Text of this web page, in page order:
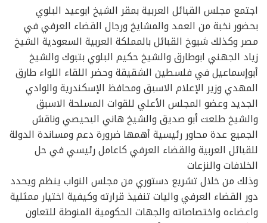
اجتمع مجلس القبائل العربية بمقر الشيخ ابوعيد البلوي
بحضور نخبة من العمد والمشايخ ورجال القضاء العرفي في
مصر وكذلك شيوخ القبائل بالمملكة العربية السعودية الشيخ
زياد الجهني ابوطارق والشيخ حكيم البلوي بتبوك والشيخ
أبوإسماعيل في فلسطين الشقيقة وحضر اللقاء اللواء طارق
المهدي وزير الإعلام الاسبق ومحافظ الإسكندرية والوادي
الجديد وعضو المجلس الأعلي للقوات المسلحة الاسبق
والشيخ طلعت أبو صديق والشيخ هاني البحيصي وناقش
الجميع عدة محاور رئيسية أهمها ضرورة دعم ومساندة الدولة
للقبائل العربية والقضاء العرفي كاعامل رئيسي في حل
الخلافات والنزعات
وذلك من خلال تشريع دستوري من مجلس النواب ينظم ويحدد
دور القضاء العرفي واليات تنفيذ قرارته وكيفية اختيار ممثلية
واعضاءه واختصاصاته والجهات الحكومية المنوطة للتعاون